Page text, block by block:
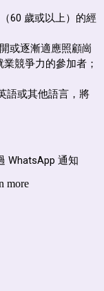
60 歲或以上）的經
或逐漸適應照顧崗
競爭力的參加者；
語或其他語言，將
WhatsApp 通知
more